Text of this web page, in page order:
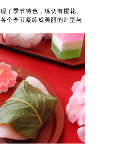
了季节特色，练切有樱花、
个季节凝练成美丽的造型与